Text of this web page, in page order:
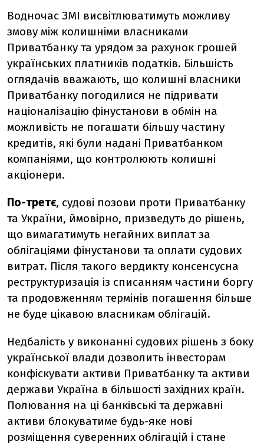
Водночас ЗМІ висвітлюватимуть можливу
змову між колишніми власниками
Приватбанку та урядом за рахунок грошей
українських платників податків. Більшість
оглядачів вважають, що колишні власники
Приватбанку погодилися не підривати
націоналізацію фінустанови в обмін на
можливість не погашати більшу частину
кредитів, які були надані Приватбанком
компаніями, що контролюють колишні
акціонери.
По-третє, судові позови проти Приватбанку
та України, ймовірно, призведуть до рішень,
що вимагатимуть негайних виплат за
облігаціями фінустанови та оплати судових
витрат. Після такого вердикту консенсусна
реструктуризація із списанням частини боргу
та продовженням термінів погашення більше
не буде цікавою власникам облігацій.
Недбалість у виконанні судових рішень з боку
української влади дозволить інвесторам
конфіскувати активи Приватбанку та активи
держави Україна в більшості західних країн.
Полювання на ці банківські та державні
активи блокуватиме будь-яке нові
розміщення суверенних облігацій і стане